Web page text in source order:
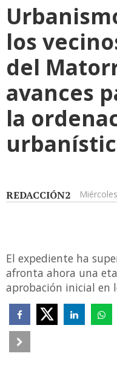
los
del
avances
la
REDACCIÓN2
El expediente ha
afronta ahora una
aprobación inicial en